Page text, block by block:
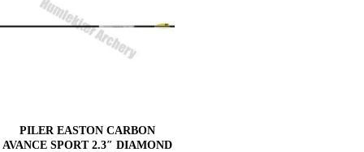
PILER EASTON CARBON
AVANCE SPORT 2.3″ DIAMOND